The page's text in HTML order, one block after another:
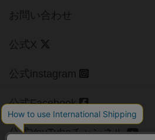
お問い合わせ
公式X
公式instagram
公式Facebook
公式YouTubeチャンネル